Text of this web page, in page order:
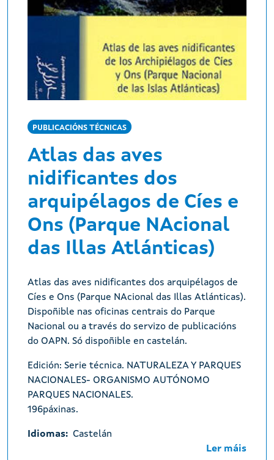
PUBLICACIÓNS TÉCNICAS
Atlas das aves
nidificantes dos
arquipélagos de Cíes e
Ons (Parque NAcional
das Illas Atlánticas)
Atlas das aves nidificantes dos arquipélagos de
Cíes e Ons (Parque NAcional das Illas Atlánticas).
Dispoñible nas oficinas centrais do Parque
Nacional ou a través do servizo de publicacións
do OAPN. Só dispoñible en castelán.
Edición: Serie técnica. NATURALEZA Y PARQUES
NACIONALES- ORGANISMO AUTÓNOMO
PARQUES NACIONALES.
196páxinas.
Idiomas
Castelán
Ler máis